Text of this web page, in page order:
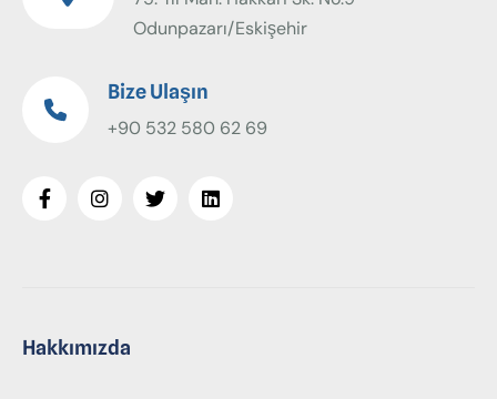
Odunpazarı/Eskişehir
Bize Ulaşın
+90 532 580 62 69
Hakkımızda